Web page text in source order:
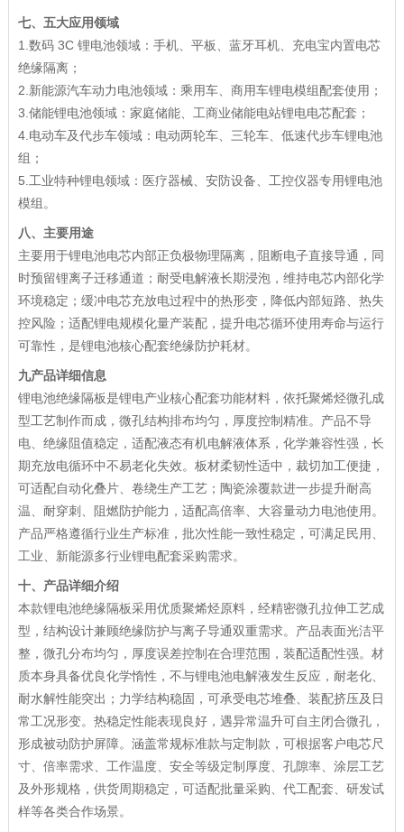
七、五大应用领域
1.数码 3C 锂电池领域：手机、平板、蓝牙耳机、充电宝内置电芯
绝缘隔离；
2.新能源汽车动力电池领域：乘用车、商用车锂电模组配套使用；
3.储能锂电池领域：家庭储能、工商业储能电站锂电电芯配套；
4.电动车及代步车领域：电动两轮车、三轮车、低速代步车锂电池
组；
5.工业特种锂电领域：医疗器械、安防设备、工控仪器专用锂电池
模组。
八、主要用途
主要用于锂电池电芯内部正负极物理隔离，阻断电子直接导通，同
时预留锂离子迁移通道；耐受电解液长期浸泡，维持电芯内部化学
环境稳定；缓冲电芯充放电过程中的热形变，降低内部短路、热失
控风险；适配锂电规模化量产装配，提升电芯循环使用寿命与运行
可靠性，是锂电池核心配套绝缘防护耗材。
九产品详细信息
锂电池绝缘隔板是锂电产业核心配套功能材料，依托聚烯烃微孔成
型工艺制作而成，微孔结构排布均匀，厚度控制精准。产品不导
电、绝缘阻值稳定，适配液态有机电解液体系，化学兼容性强，长
期充放电循环中不易老化失效。板材柔韧性适中，裁切加工便捷，
可适配自动化叠片、卷绕生产工艺；陶瓷涂覆款进一步提升耐高
温、耐穿刺、阻燃防护能力，适配高倍率、大容量动力电池使用。
产品严格遵循行业生产标准，批次性能一致性稳定，可满足民用、
工业、新能源多行业锂电配套采购需求。
十、产品详细介绍
本款锂电池绝缘隔板采用优质聚烯烃原料，经精密微孔拉伸工艺成
型，结构设计兼顾绝缘防护与离子导通双重需求。产品表面光洁平
整，微孔分布均匀，厚度误差控制在合理范围，装配适配性强。材
质本身具备优良化学惰性，不与锂电池电解液发生反应，耐老化、
耐水解性能突出；力学结构稳固，可承受电芯堆叠、装配挤压及日
常工况形变。热稳定性能表现良好，遇异常温升可自主闭合微孔，
形成被动防护屏障。涵盖常规标准款与定制款，可根据客户电芯尺
寸、倍率需求、工作温度、安全等级定制厚度、孔隙率、涂层工艺
及外形规格，供货周期稳定，可适配批量采购、代工配套、研发试
样等各类合作场景。